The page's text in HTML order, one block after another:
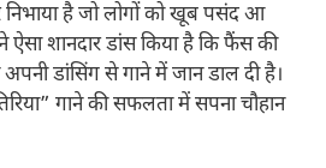
निभाया है जो लोगों को खूब पसंद आ
ऐसा शानदार डांस किया है कि फैंस की
अपनी डांसिंग से गाने में जान डाल दी है।
गाने की सफलता में सपना चौहान